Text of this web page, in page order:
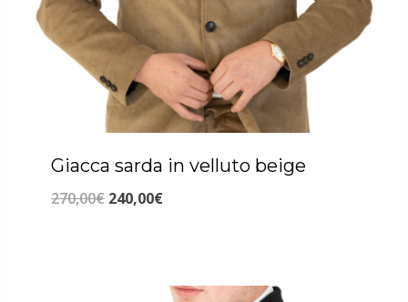
Giacca sarda in velluto beige
270,00€ Il
240,00€Il
è: